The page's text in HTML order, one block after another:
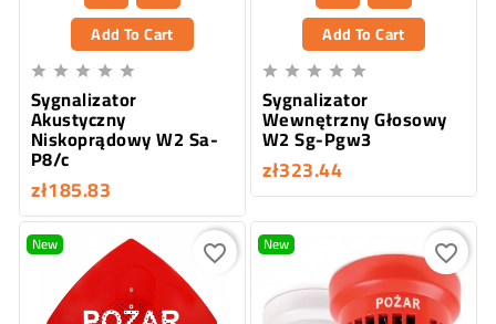
Add To Cart
    
Sygnalizator
Akustyczny
Niskoprądowy W2 Sa-
P8/c
zł185.83
Add To Cart
    
Sygnalizator
Wewnętrzny Głosowy
W2 Sg-Pgw3
zł323.44
New favorite_border New favorite_border